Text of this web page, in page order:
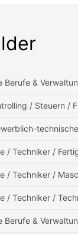
Berufe &
/ Steuern /
/ Techniker /
/ Techniker /
/ Techniker /
Berufe &